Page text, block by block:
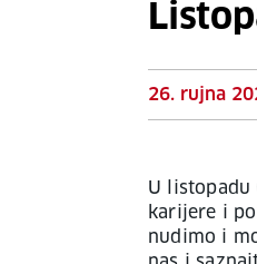
26. rujna
U listopadu
karijere i
nudimo i